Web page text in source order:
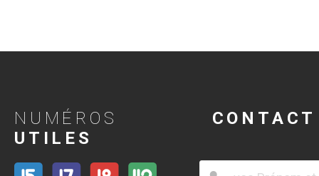
NUMÉROS
UTILES
CONTACT